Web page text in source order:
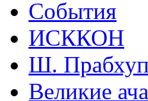
События
ИСККОН
Ш.
Великие